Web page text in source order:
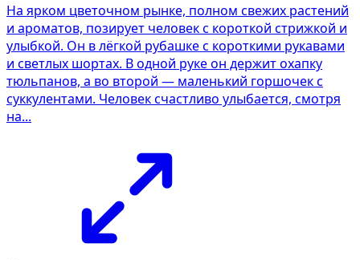
На ярком цветочном рынке, полном свежих растений
и ароматов, позирует человек с короткой стрижкой и
улыбкой. Он в лёгкой рубашке с короткими рукавами
и светлых шортах. В одной руке он держит охапку
тюльпанов, а во второй — маленький горшочек с
суккулентами. Человек счастливо улыбается, смотря
на...